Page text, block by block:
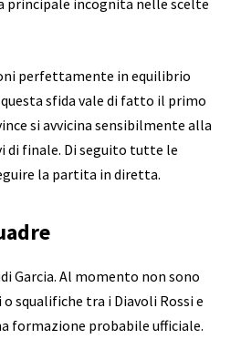
principale incognita nelle scelte
perfettamente in equilibrio
sfida vale di fatto il primo
si avvicina sensibilmente alla
di finale. Di seguito tutte le
la partita in diretta.
Garcia. Al momento non sono
squalifiche tra i Diavoli Rossi e
formazione probabile ufficiale.